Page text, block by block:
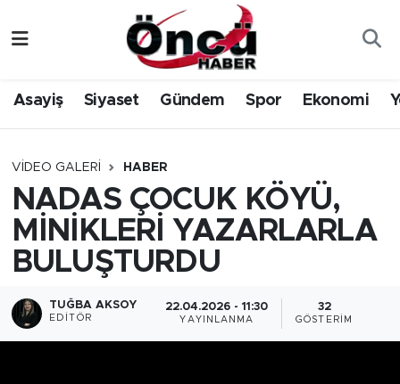
Asayiş Siyaset Gündem Spor Ekonomi
VIDEO GALERI HABER
NADAS ÇOCUK KÖYÜ,
MİNİKLERİ YAZARLARLA
BULUŞTURDU
TUĞBA AKSOY
EDITÖR
22.04.2026 - 11:30
YAYINLANMA
32
GÖSTERIM
Gündem
Sağlık & Çevre
Spor
Siyaset
Yerel Haber
Öncü Radyo Dinle
Düzce Nöbetçi Eczaneler
Düzce Hava Durumu
Düzce Namaz Vakitleri
Düzce Trafik Yoğunluk Haritası
Süper Lig Puan Durumu ve Fikstür
Tüm Manşetler
Son Dakika Haberleri